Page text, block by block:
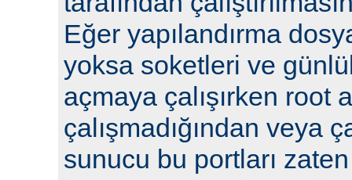
Eğer yapılandırma
yoksa soketleri ve
açmaya çalışırken root
çalışmadığından veya
sunucu bu portları